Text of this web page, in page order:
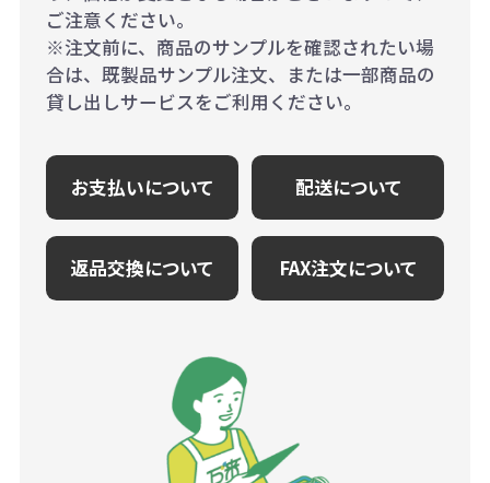
ご注意ください。
※注文前に、商品のサンプルを確認されたい場
合は、既製品サンプル注文、または一部商品の
貸し出しサービスをご利用ください。
お支払いについて 配送について
返品交換について FAX注文について